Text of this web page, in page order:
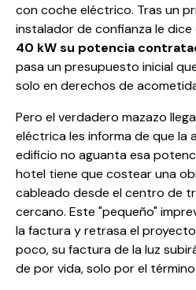
con coche eléctrico. Tras un
instalador de confianza le
40 kW su potencia
pasa un presupuesto inicial
solo en derechos de
Pero el verdadero mazazo
eléctrica les informa de que la
edificio no aguanta esa
hotel tiene que costear una
cableado desde el centro de
cercano. Este "pequeño"
la factura y retrasa el proyecto
poco, su factura de la luz
de por vida, solo por el